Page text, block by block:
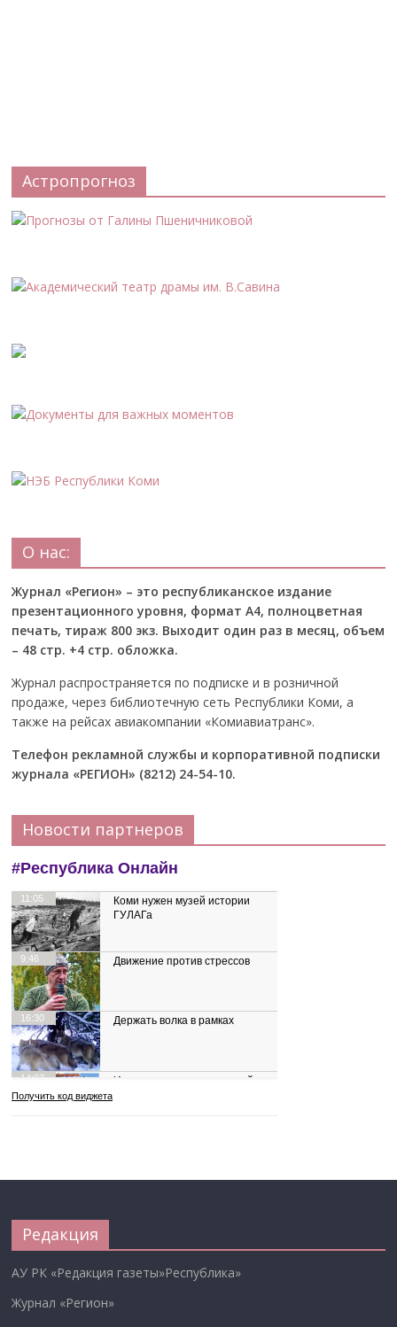
Астропрогноз
О нас:
Журнал «Регион» – это республиканское издание
презентационного уровня, формат А4, полноцветная
печать, тираж 800 экз. Выходит один раз в месяц, объем
– 48 стр. +4 стр. обложка.
Журнал распространяется по подписке и в розничной
продаже, через библиотечную сеть Республики Коми, а
также на рейсах авиакомпании «Комиавиатранс».
Телефон рекламной службы и корпоративной подписки
журнала «РЕГИОН» (8212) 24-54-10.
Новости партнеров
Редакция
АУ РК «Редакция газеты»Республика»
Журнал «Регион»